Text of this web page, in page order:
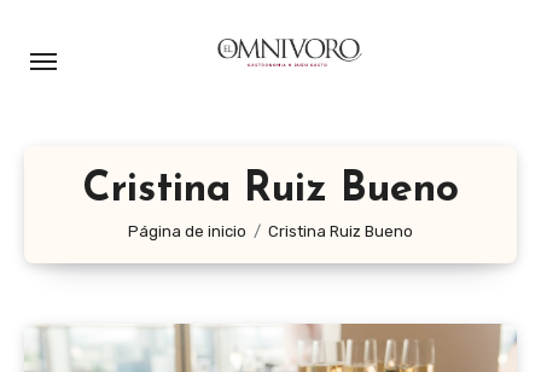
Cristina Ruiz Bueno
Página de inicio Cristina Ruiz Bueno